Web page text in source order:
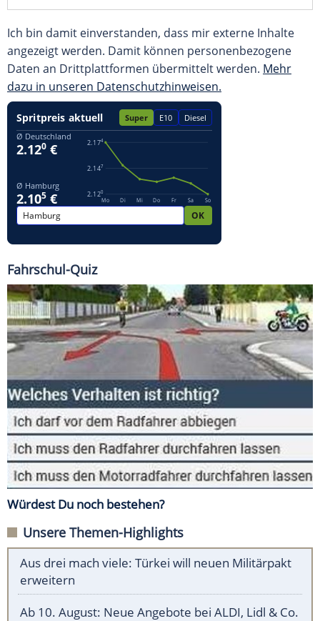
Ich bin damit einverstanden, dass mir externe Inhalte
angezeigt werden. Damit können personenbezogene
Daten an Drittplattformen übermittelt werden. Mehr
dazu in unseren Datenschutzhinweisen.
Fahrschul-Quiz
Würdest Du noch bestehen?
Unsere Themen-Highlights
Aus drei mach viele: Türkei will neuen Militärpakt
erweitern
Ab 10. August: Neue Angebote bei ALDI, Lidl & Co.